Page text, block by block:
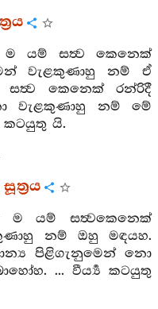
ම යම් සත්‍ව කෙනෙක්
වැළකුණාහු නම් ඒ
කෙනෙක් රන්රිදී
වැළකුණාහු නම් මේ
කටයුතු යි.
ම යම් සත්‍වකෙනෙක්
නම් ඔහු මඳයහ.
පිළිගැනුමෙන් නො
... වීර්‍ය්‍ය කටයුතු